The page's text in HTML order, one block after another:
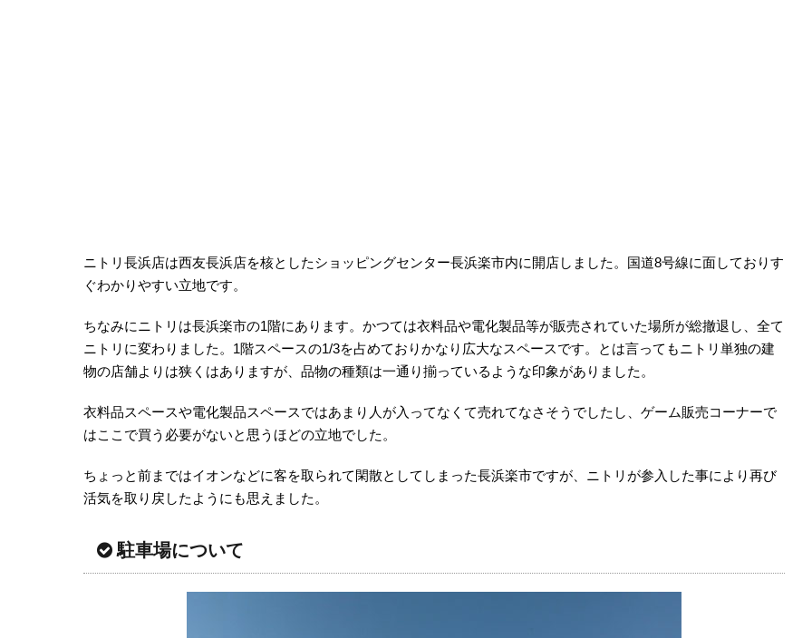
ニトリ長浜店は西友長浜店を核としたショッピングセンター長浜楽市内に開店しました。国道8号線に面しておりす
ぐわかりやすい立地です。
ちなみにニトリは長浜楽市の1階にあります。かつては衣料品や電化製品等が販売されていた場所が総撤退し、全て
ニトリに変わりました。1階スペースの1/3を占めておりかなり広大なスペースです。とは言ってもニトリ単独の建
物の店舗よりは狭くはありますが、品物の種類は一通り揃っているような印象がありました。
衣料品スペースや電化製品スペースではあまり人が入ってなくて売れてなさそうでしたし、ゲーム販売コーナーで
はここで買う必要がないと思うほどの立地でした。
ちょっと前まではイオンなどに客を取られて閑散としてしまった長浜楽市ですが、ニトリが参入した事により再び
活気を取り戻したようにも思えました。
駐車場について